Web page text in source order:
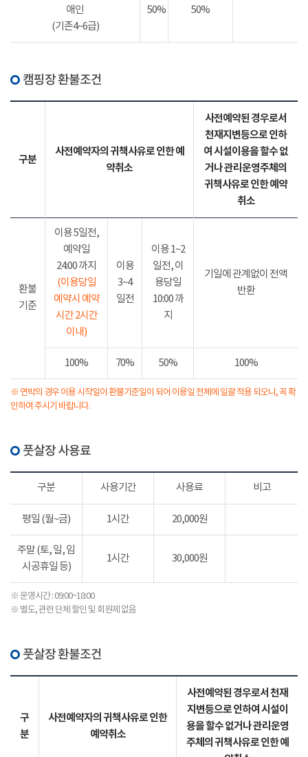
애인
(기존4~6급)
50% 50%
캠핑장 환불조건
구분
사전예약자의 귀책사유로 인한 예
약취소
사전예약된 경우로서
천재지변등으로 인하
여 시설이용을 할수 없
거나 관리운영주체의
귀책사유로 인한 예약
취소
환불
기준
이용 5일전,
예약일
24:00 까지
(이용당일
예약시 예약
시간 2시간
이내)
이용
3~4
일전
이용 1~2
일전, 이
용당일
10:00 까
지
기일에 관계없이 전액
반환
100% 70% 50% 100%
※ 연박의 경우 이용 시작일이 환불기준일이 되어 이용일 전체에 일괄 적용 되오니, 꼭 확
인하여 주시기 바랍니다.
풋살장 사용료
구분 사용기간 사용료 비고
평일 (월~금) 1시간 20,000원
주말 (토, 일, 임
시공휴일 등)
1시간 30,000원
※ 운영시간 : 09:00~18:00
※ 별도, 관련 단체 할인 및 회원제 없음
풋살장 환불조건
구
분
사전예약자의 귀책사유로 인한
예약취소
사전예약된 경우로서 천재
지변등으로 인하여 시설이
용을 할수 없거나 관리운영
주체의 귀책사유로 인한 예